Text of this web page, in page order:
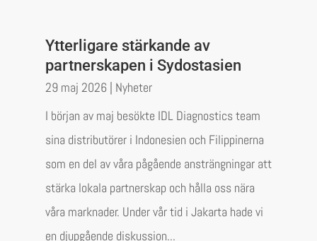
Ytterligare stärkande av
partnerskapen i Sydostasien
29 maj 2026| Nyheter
I början av maj besökte IDL Diagnostics team
sina distributörer i Indonesien och Filippinerna
som en del av våra pågående ansträngningar att
stärka lokala partnerskap och hålla oss nära
våra marknader. Under vår tid i Jakarta hade vi
en djupgående diskussion...